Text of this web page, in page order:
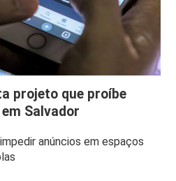
projeto que proíbe
Salvador
anúncios em espaços